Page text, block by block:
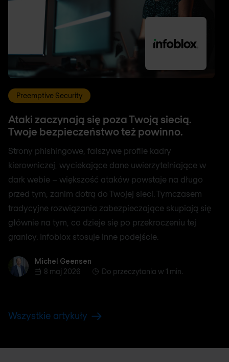
Preemptive Security
Ataki zaczynają się poza Twoją siecią.
Twoje bezpieczeństwo też powinno.
Strony phishingowe, fałszywe profile kadry
kierowniczej, wyciekające dane uwierzytelniające w
dark webie – większość ataków powstaje na długo
przed tym, zanim dotrą do Twojej sieci. Tymczasem
tradycyjne rozwiązania zabezpieczające skupiają się
głównie na tym, co dzieje się po przekroczeniu tej
granicy. Infoblox stosuje inne podejście.
Michel Geensen
Michel Geensen
8 maj 2026
Do przeczytania w 1 min.
Wszystkie artykuły